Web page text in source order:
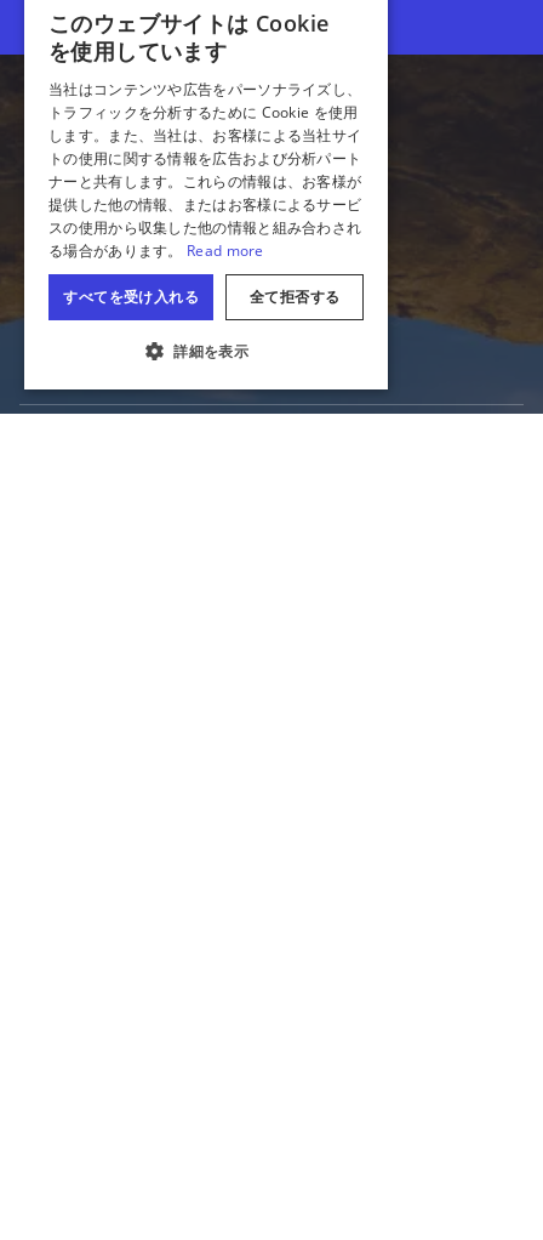
イリノイ州のスポーツ
イリノイ州の出会い
アクセシビリティ
メディア
観光業界
イリノイ州のツアー